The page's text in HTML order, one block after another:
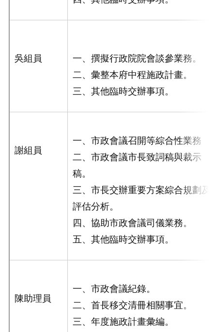
吳組員 一、 撰擬行政院院會談參業務。
二、彙整本府中程施政計畫。
三、其他臨時交辦事項。
謝組員
一、市政會議召開等綜合性業務
二、市政會議市長致詞稿與裁示
稿。
三、市長交辦重要方案綜合規劃及
評估分析。
四、協助市政會議司儀業務。
五、其他臨時交辦事項。
陳助理員
一、市政會議紀錄。
二、首長移交清冊相關事宜。
三、年度施政計畫彙編。